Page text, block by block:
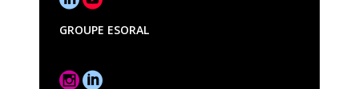
GROUPE ESORAL